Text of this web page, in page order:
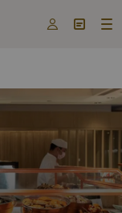
  